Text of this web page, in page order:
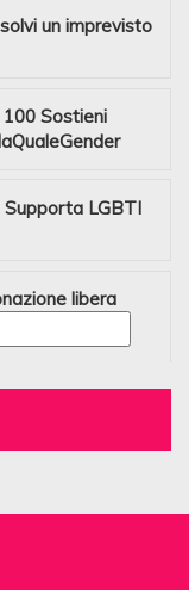
un imprevisto
100 Sostieni
Supporta LGBTI
libera